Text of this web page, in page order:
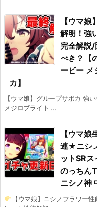
【ウマ
解明！強
完全解説/
べき？【
ービー メ
カ】
【ウマ娘】グループサポカ
メジロブライト ...
【ウマ
連★ニシ
ットSR
のっちん
ニシノ神
【ウマ娘】ニシノフラワー